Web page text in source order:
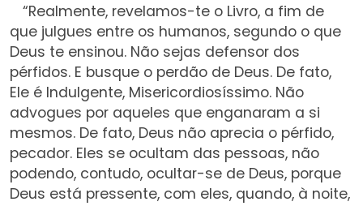
“Realmente, revelamos-te o Livro, a fim de
que julgues entre os humanos, segundo o que
Deus te ensinou. Não sejas defensor dos
pérfidos. E busque o perdão de Deus. De fato,
Ele é Indulgente, Misericordiosíssimo. Não
advogues por aqueles que enganaram a si
mesmos. De fato, Deus não aprecia o pérfido,
pecador. Eles se ocultam das pessoas, não
podendo, contudo, ocultar-se de Deus, porque
Deus está pressente, com eles, quando, à noite,